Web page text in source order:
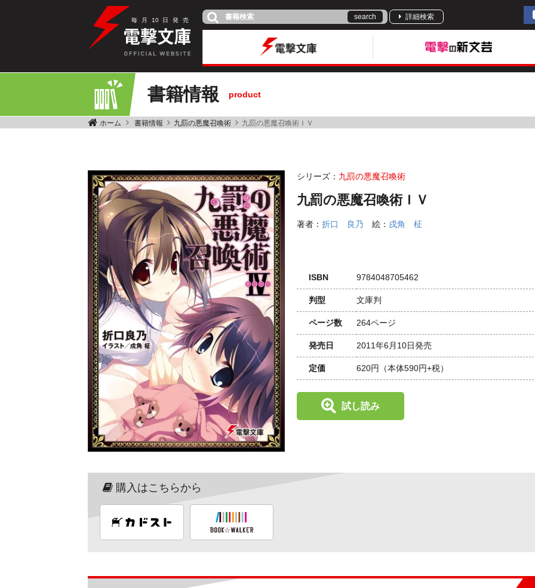
毎 月 10 日 発 売 search 詳細検索
書籍情報 product
ホーム 書籍情報 九罰の悪魔召喚術 九罰の悪魔召喚術ＩＶ
シリーズ： 九罰の悪魔召喚術
九罰の悪魔召喚術ＩＶ
著者： 折口 良乃 絵： 戌角 柾
ISBN 9784048705462
判型 文庫判
ページ数 264ページ
発売日 2011年6月10日発売
定価 620円 （本体590円+税）
試し読み
購入はこちらから